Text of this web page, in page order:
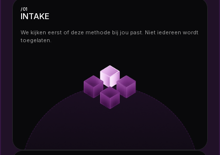
/01
INTAKE
We kijken eerst of deze methode bij jou past. Niet iedereen wordt
toegelaten.